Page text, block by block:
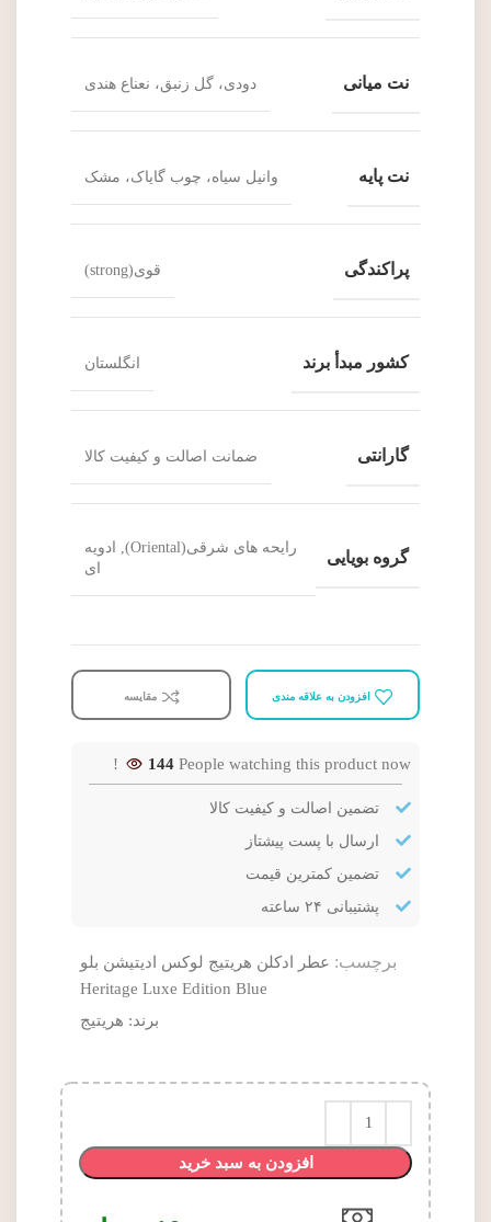
نت میانی دودی، گل زنبق، نعناع هندی
نت پایه وانیل سیاه، چوب گایاک، مشک
پراکندگی قوی(strong)
کشور مبدأ برند انگلستان
گارانتی ضمانت اصالت و کیفیت کالا
گروه بویایی
رایحه های شرقی(Oriental), ادویه
ای
افزودن به علاقه مندی مقایسه
144 People watching this product now!
تضمین اصالت و کیفیت کالا
ارسال با پست پیشتاز
تضمین کمترین قیمت
پشتیبانی ۲۴ ساعته
برچسب: عطر ادکلن هریتیج لوکس ادیتیشن بلو
Heritage Luxe Edition Blue
برند: هریتیج
افزودن به سبد خرید